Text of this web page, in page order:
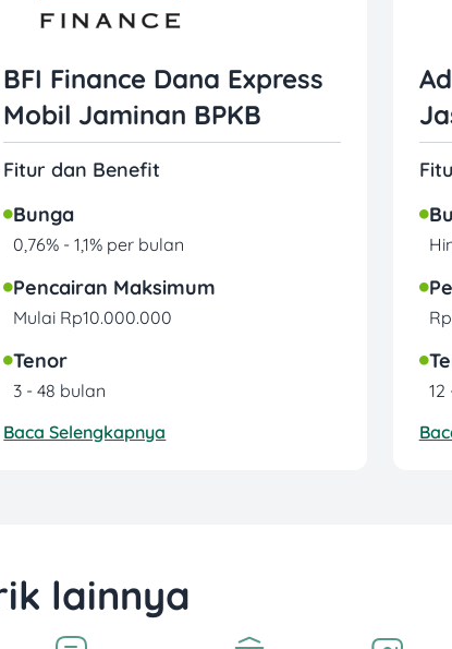
BFI Finance Dana Express
Mobil Jaminan BPKB
Fitur dan Benefit
Bunga
0,76% - 1,1% per bulan
Pencairan Maksimum
Mulai Rp10.000.000
Tenor
3 - 48 bulan
Baca Selengkapnya
lainnya